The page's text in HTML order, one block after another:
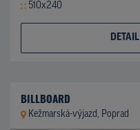
510x240
DETAIL
BILLBOARD
Kežmarská-výjazd, Poprad